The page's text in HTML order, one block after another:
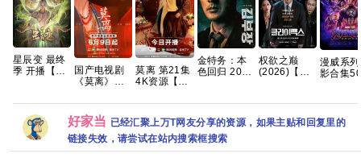
星辰变 最终
季 开播【更
资源
国产电视剧
《莫离》高
观看百度网
盘资源分享
莫离 第21集
4K资源【实
清在线 网盘
下载
金特务：本
色回归 2026
度网盘+】
权欲之巅
(2026)【全
【韩语】
【中文字
幕】
悚 悬疑 」
漫威系
影合集
好家当 已经汇聚上万T网友分享的资源，如果主贴和回复里的
链接失效，请尝试在站内搜索框搜索